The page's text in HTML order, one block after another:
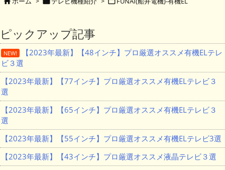

次へ
検索
ピックアップ記事
NEW!
【2023年最新】【48インチ】プロ厳選オススメ有機ELテレ
ビ３選
【2023年最新】【77インチ】プロ厳選オススメ有機ELテレビ３
選
【2023年最新】【65インチ】プロ厳選オススメ有機ELテレビ３
選
【2023年最新】【55インチ】プロ厳選オススメ有機ELテレビ3選
【2023年最新】【43インチ】プロ厳選オススメ液晶テレビ３選